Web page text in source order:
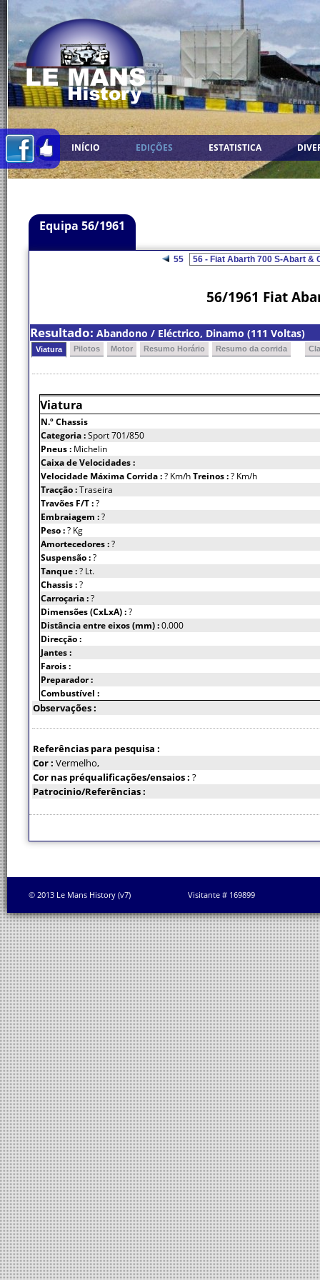
INÍCIO EDIÇÕES ESTATISTICA
Equipa 56/1961
55
56/1961 Fiat
Resultado: Abandono / Eléctrico, Dinamo (111 Voltas)
Viatura Pilotos Motor Resumo Horário Resumo da corrida
Viatura
N.º Chassis
Categoria :Sport 701/850
Pneus : Michelin
Caixa de Velocidades :
Velocidade Máxima Corrida :? Km/hTreinos :? Km/h
Tracção :Traseira
Travões F/T :?
Embraiagem :?
Peso :? Kg
Amortecedores :?
Suspensão :?
Tanque :? Lt.
Chassis :?
Carroçaria :?
Dimensões (CxLxA) :?
Distância entre eixos (mm) :0.000
Direcção :
Jantes :
Farois :
Preparador :
Combustível :
Observações :
Referências para pesquisa :
Cor : Vermelho,
Cor nas préqualificações/ensaios : ?
Patrocinio/Referências :
© 2013 Le Mans History (v7) Visitante # 169899